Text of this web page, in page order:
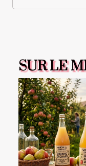
SUR LE